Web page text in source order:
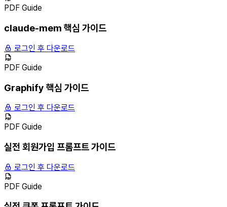
PDF Guide
claude-mem 핵심 가이드
로그인 후 다운로드
PDF Guide
Graphify 핵심 가이드
로그인 후 다운로드
PDF Guide
실전 회원가입 프롬프트 가이드
로그인 후 다운로드
PDF Guide